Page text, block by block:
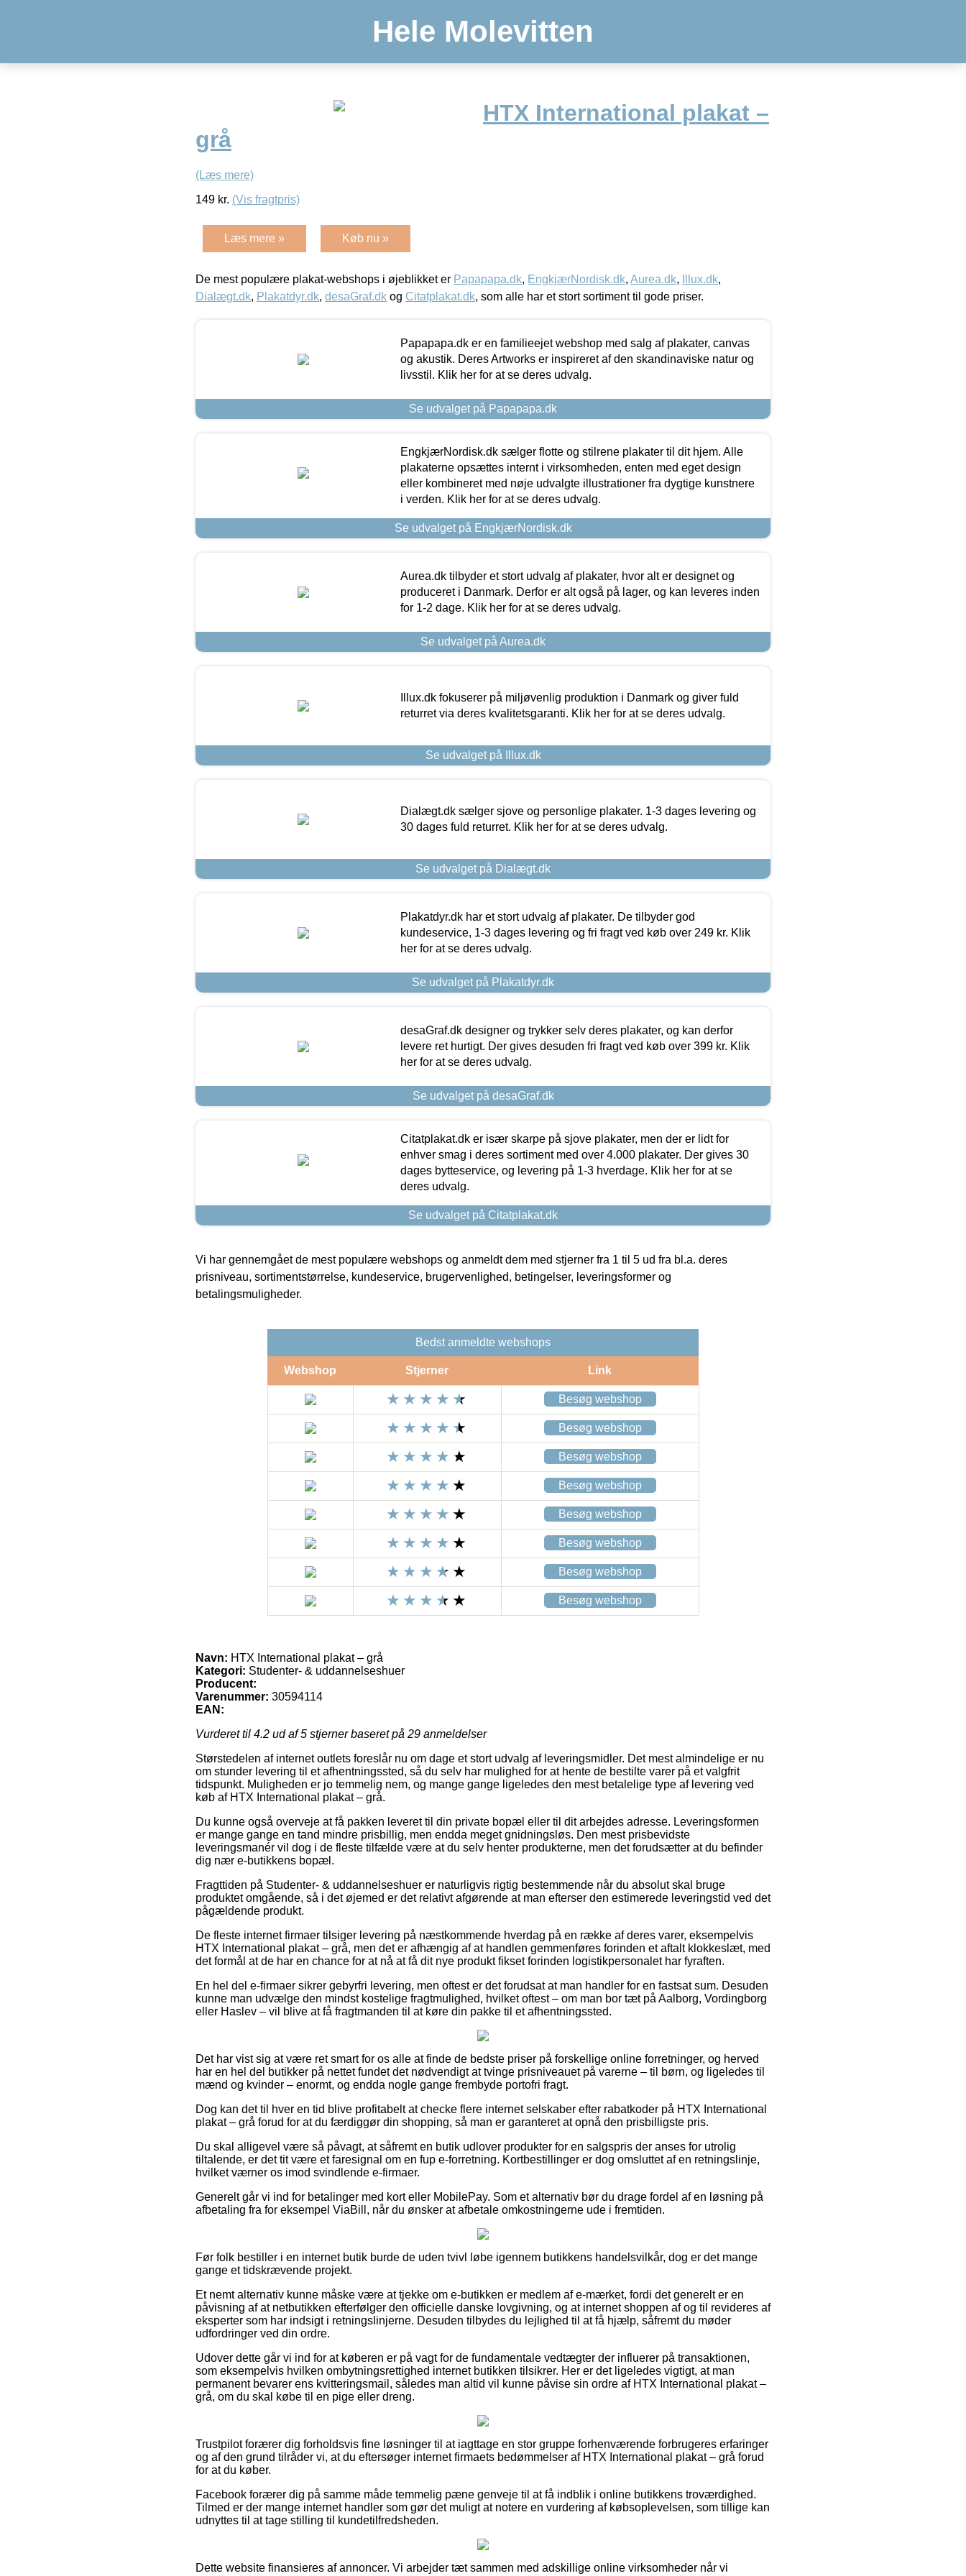
Hele Molevitten
HTX International plakat –
grå
(Læs mere)
149 kr. (Vis fragtpris)
Læs mere » Køb nu »
De mest populære plakat-webshops i øjeblikket er Papapapa.dk, EngkjærNordisk.dk, Aurea.dk, Illux.dk,
Dialægt.dk, Plakatdyr.dk, desaGraf.dk og Citatplakat.dk, som alle har et stort sortiment til gode priser.
Papapapa.dk er en familieejet webshop med salg af plakater, canvas
og akustik. Deres Artworks er inspireret af den skandinaviske natur og
livsstil. Klik her for at se deres udvalg.
Se udvalget på Papapapa.dk
EngkjærNordisk.dk sælger flotte og stilrene plakater til dit hjem. Alle
plakaterne opsættes internt i virksomheden, enten med eget design
eller kombineret med nøje udvalgte illustrationer fra dygtige kunstnere
i verden. Klik her for at se deres udvalg.
Se udvalget på EngkjærNordisk.dk
Aurea.dk tilbyder et stort udvalg af plakater, hvor alt er designet og
produceret i Danmark. Derfor er alt også på lager, og kan leveres inden
for 1-2 dage. Klik her for at se deres udvalg.
Se udvalget på Aurea.dk
Illux.dk fokuserer på miljøvenlig produktion i Danmark og giver fuld
returret via deres kvalitetsgaranti. Klik her for at se deres udvalg.
Se udvalget på Illux.dk
Dialægt.dk sælger sjove og personlige plakater. 1-3 dages levering og
30 dages fuld returret. Klik her for at se deres udvalg.
Se udvalget på Dialægt.dk
Plakatdyr.dk har et stort udvalg af plakater. De tilbyder god
kundeservice, 1-3 dages levering og fri fragt ved køb over 249 kr. Klik
her for at se deres udvalg.
Se udvalget på Plakatdyr.dk
desaGraf.dk designer og trykker selv deres plakater, og kan derfor
levere ret hurtigt. Der gives desuden fri fragt ved køb over 399 kr. Klik
her for at se deres udvalg.
Se udvalget på desaGraf.dk
Citatplakat.dk er især skarpe på sjove plakater, men der er lidt for
enhver smag i deres sortiment med over 4.000 plakater. Der gives 30
dages bytteservice, og levering på 1-3 hverdage. Klik her for at se
deres udvalg.
Se udvalget på Citatplakat.dk
Vi har gennemgået de mest populære webshops og anmeldt dem med stjerner fra 1 til 5 ud fra bl.a. deres
prisniveau, sortimentstørrelse, kundeservice, brugervenlighed, betingelser, leveringsformer og
betalingsmuligheder.
Bedst anmeldte webshops
Webshop Stjerner Link
Besøg webshop
Besøg webshop
Besøg webshop
Besøg webshop
Besøg webshop
Besøg webshop
Besøg webshop
Besøg webshop
Navn: HTX International plakat – grå
Kategori: Studenter- & uddannelseshuer
Producent:
Varenummer: 30594114
EAN:
Vurderet til 4.2 ud af 5 stjerner baseret på 29 anmeldelser
Størstedelen af internet outlets foreslår nu om dage et stort udvalg af leveringsmidler. Det mest almindelige er nu
om stunder levering til et afhentningssted, så du selv har mulighed for at hente de bestilte varer på et valgfrit
tidspunkt. Muligheden er jo temmelig nem, og mange gange ligeledes den mest betalelige type af levering ved
køb af HTX International plakat – grå.
Du kunne også overveje at få pakken leveret til din private bopæl eller til dit arbejdes adresse. Leveringsformen
er mange gange en tand mindre prisbillig, men endda meget gnidningsløs. Den mest prisbevidste
leveringsmanér vil dog i de fleste tilfælde være at du selv henter produkterne, men det forudsætter at du befinder
dig nær e-butikkens bopæl.
Fragttiden på Studenter- & uddannelseshuer er naturligvis rigtig bestemmende når du absolut skal bruge
produktet omgående, så i det øjemed er det relativt afgørende at man efterser den estimerede leveringstid ved det
pågældende produkt.
De fleste internet firmaer tilsiger levering på næstkommende hverdag på en række af deres varer, eksempelvis
HTX International plakat – grå, men det er afhængig af at handlen gemmenføres forinden et aftalt klokkeslæt, med
det formål at de har en chance for at nå at få dit nye produkt fikset forinden logistikpersonalet har fyraften.
En hel del e-firmaer sikrer gebyrfri levering, men oftest er det forudsat at man handler for en fastsat sum. Desuden
kunne man udvælge den mindst kostelige fragtmulighed, hvilket oftest – om man bor tæt på Aalborg, Vordingborg
eller Haslev – vil blive at få fragtmanden til at køre din pakke til et afhentningssted.
Det har vist sig at være ret smart for os alle at finde de bedste priser på forskellige online forretninger, og herved
har en hel del butikker på nettet fundet det nødvendigt at tvinge prisniveauet på varerne – til børn, og ligeledes til
mænd og kvinder – enormt, og endda nogle gange frembyde portofri fragt.
Dog kan det til hver en tid blive profitabelt at checke flere internet selskaber efter rabatkoder på HTX International
plakat – grå forud for at du færdiggør din shopping, så man er garanteret at opnå den prisbilligste pris.
Du skal alligevel være så påvagt, at såfremt en butik udlover produkter for en salgspris der anses for utrolig
tiltalende, er det tit være et faresignal om en fup e-forretning. Kortbestillinger er dog omsluttet af en retningslinje,
hvilket værner os imod svindlende e-firmaer.
Generelt går vi ind for betalinger med kort eller MobilePay. Som et alternativ bør du drage fordel af en løsning på
afbetaling fra for eksempel ViaBill, når du ønsker at afbetale omkostningerne ude i fremtiden.
Før folk bestiller i en internet butik burde de uden tvivl løbe igennem butikkens handelsvilkår, dog er det mange
gange et tidskrævende projekt.
Et nemt alternativ kunne måske være at tjekke om e-butikken er medlem af e-mærket, fordi det generelt er en
påvisning af at netbutikken efterfølger den officielle danske lovgivning, og at internet shoppen af og til revideres af
eksperter som har indsigt i retningslinjerne. Desuden tilbydes du lejlighed til at få hjælp, såfremt du møder
udfordringer ved din ordre.
Udover dette går vi ind for at køberen er på vagt for de fundamentale vedtægter der influerer på transaktionen,
som eksempelvis hvilken ombytningsrettighed internet butikken tilsikrer. Her er det ligeledes vigtigt, at man
permanent bevarer ens kvitteringsmail, således man altid vil kunne påvise sin ordre af HTX International plakat –
grå, om du skal købe til en pige eller dreng.
Trustpilot forærer dig forholdsvis fine løsninger til at iagttage en stor gruppe forhenværende forbrugeres erfaringer
og af den grund tilråder vi, at du eftersøger internet firmaets bedømmelser af HTX International plakat – grå forud
for at du køber.
Facebook forærer dig på samme måde temmelig pæne genveje til at få indblik i online butikkens troværdighed.
Tilmed er der mange internet handler som gør det muligt at notere en vurdering af købsoplevelsen, som tillige kan
udnyttes til at tage stilling til kundetilfredsheden.
Dette website finansieres af annoncer. Vi arbejder tæt sammen med adskillige online virksomheder når vi